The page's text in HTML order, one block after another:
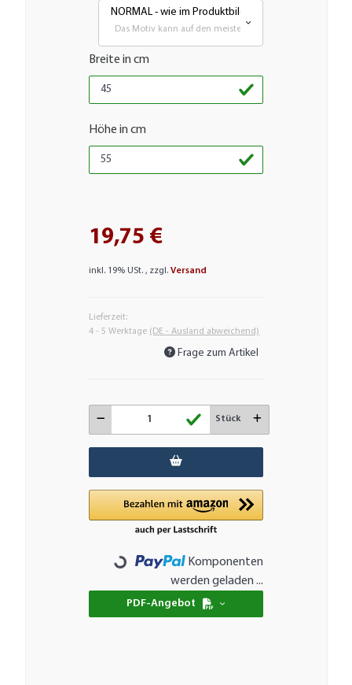
NORMAL - wie im Produktbild
Das Motiv kann auf den meisten glatten Flächen
Breite in cm
Höhe in cm
19,75 €
inkl. 19% USt. , zzgl.Versand
Lieferzeit:
4 - 5 Werktage (DE - Ausland abweichend)
Frage zum Artikel
Stück
Loading...
Komponenten
werden geladen ...
PDF-Angebot